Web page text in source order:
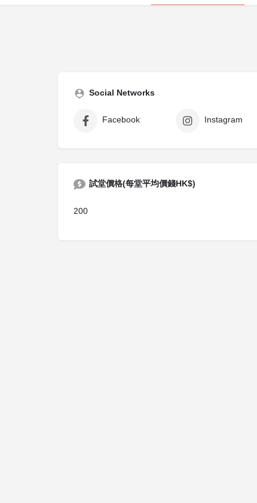
Social Networks
Facebook Instagram
試堂價格(每堂平均價錢HK$)
200